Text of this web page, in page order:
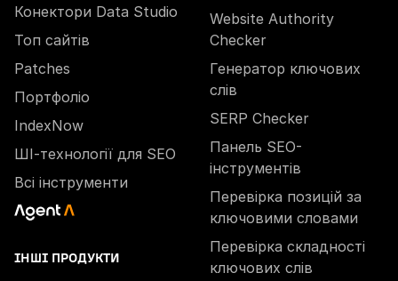
Конектори Data Studio
Топ сайтів
Patches
Портфоліо
IndexNow
ШІ-технології для SEO
Всі інструменти
ІНШІ ПРОДУКТИ
Website Authority
Checker
Генератор ключових
слів
SERP Checker
Панель SEO-
інструментів
Перевірка позицій за
ключовими словами
Перевірка складності
ключових слів